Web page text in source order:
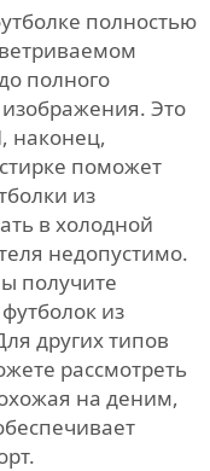
полностью
полного
Это
наконец,
поможет
из
в холодной
недопустимо.
получите
из
других типов
рассмотреть
на деним,